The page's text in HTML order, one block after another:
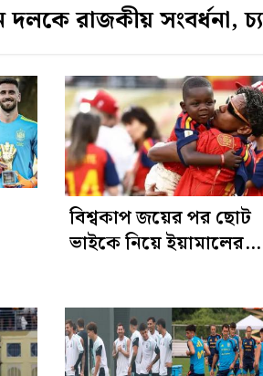
দলকে রাজকীয় সংবর্ধনা,
বিশ্বকাপ জয়ের পর ছোট
ভাইকে নিয়ে ইয়ামালের